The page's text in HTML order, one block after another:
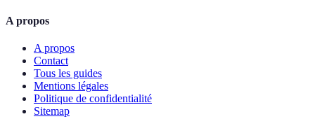
A propos
A propos
Contact
Tous les guides
Mentions légales
Politique de confidentialité
Sitemap